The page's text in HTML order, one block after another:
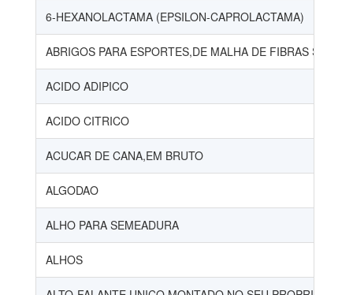
6-HEXANOLACTAMA (EPSILON-CAPROLACTAMA)
ABRIGOS PARA ESPORTES,DE MALHA DE FIBRAS
ACIDO ADIPICO
ACIDO CITRICO
ACUCAR DE CANA,EM BRUTO
ALGODAO
ALHO PARA SEMEADURA
ALHOS